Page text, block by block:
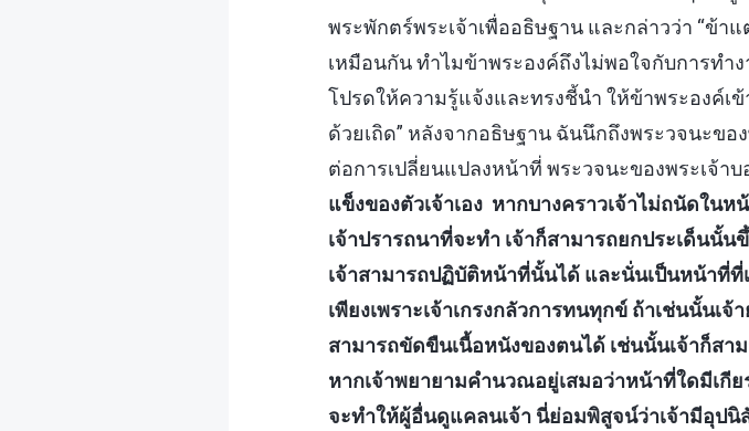
พระพักตร์พระเจ้าเพื่ออธิษฐาน และกล่าวว่า “ข้า
เหมือนกัน ทำไมข้าพระองค์ถึงไม่พอใจกับการทำ
โปรดให้ความรู้แจ้งและทรงชี้นำ ให้ข้าพระองค์เ
ด้วยเถิด” หลังจากอธิษฐาน ฉันนึกถึงพระวจนะข
ต่อการเปลี่ยนแปลงหน้าที่ พระวจนะของพระเจ้าบ
แข็งของตัวเจ้าเอง หากบางคราวเจ้าไม่ถนัดใ
เจ้าปรารถนาที่จะทำ เจ้าก็สามารถยกประเด็น
เจ้าสามารถปฏิบัติหน้าที่นั้นได้ และนั่นเป็นหน้าที่
เพียงเพราะเจ้าเกรงกลัวการทนทุกข์ ถ้าเช่นนั้นเ
สามารถขัดขืนเนื้อหนังของตนได้ เช่นนั้นเจ้าก็สา
หากเจ้าพยายามคำนวณอยู่เสมอว่าหน้าที่ใดมีเกี
จะทำให้ผู้อื่นดูแคลนเจ้า นี่ย่อมพิสูจน์ว่าเจ้ามีอุป